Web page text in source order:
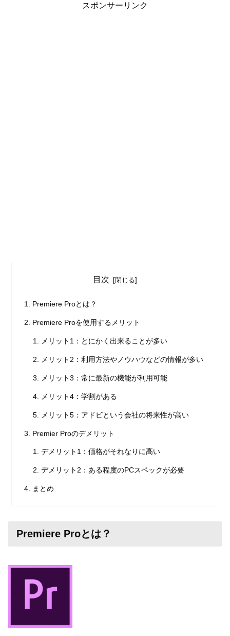
スポンサーリンク
目次
Premiere Proとは？
Premiere Proを使用するメリット
メリット1：とにかく出来ることが多い
メリット2：利用方法やノウハウなどの情報が多い
メリット3：常に最新の機能が利用可能
メリット4：学割がある
メリット5：アドビという会社の将来性が高い
Premier Proのデメリット
デメリット1：価格がそれなりに高い
デメリット2：ある程度のPCスペックが必要
まとめ
Premiere Proとは？